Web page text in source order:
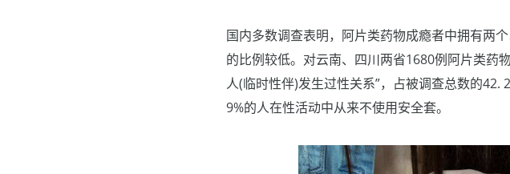
国内多数调查表明，阿片类药物成瘾者中拥有两
的比例较低。对云南、四川两省1680例阿片类药
人(临时性伴)发生过性关系”，占被调查总数的
9%的人在性活动中从来不使用安全套。